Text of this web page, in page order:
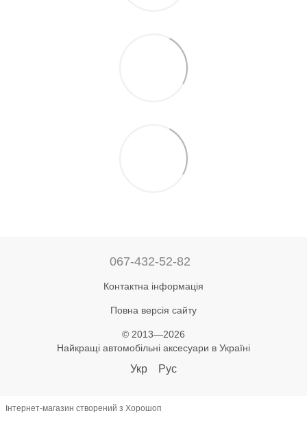
067-432-52-82
Контактна інформація
Повна версія сайту
© 2013—2026
Найкращі автомобільні аксесуари в Україні
Укр Рус
Інтернет-магазин створений з Хорошоп